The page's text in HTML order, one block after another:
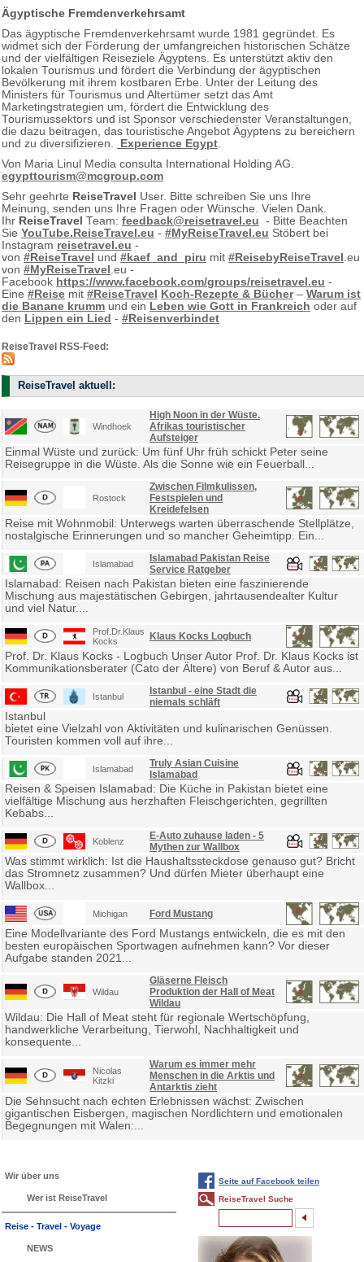
Ägyptische Fremdenverkehrsamt
Das ägyptische Fremdenverkehrsamt wurde 1981 gegründet. Es
widmet sich der Förderung der umfangreichen historischen Schätze
und der vielfältigen Reiseziele Ägyptens. Es unterstützt aktiv den
lokalen Tourismus und fördert die Verbindung der ägyptischen
Bevölkerung mit ihrem kostbaren Erbe. Unter der Leitung des
Ministers für Tourismus und Altertümer setzt das Amt
Marketingstrategien um, fördert die Entwicklung des
Tourismussektors und ist Sponsor verschiedenster Veranstaltungen,
die dazu beitragen, das touristische Angebot Ägyptens zu bereichern
und zu diversifizieren.
Experience Egypt
Von Maria Linul Media consulta International Holding AG.
egypttourism@mcgroup.com
Sehr geehrte ReiseTravel User. Bitte schreiben Sie uns Ihre
Meinung, senden uns Ihre Fragen oder Wünsche. Vielen Dank.
Ihr ReiseTravel Team: feedback@reisetravel.eu - Bitte Beachten
Sie YouTube.ReiseTravel.eu - #MyReiseTravel.eu Stöbert bei
Instagram reisetravel.eu -
von #ReiseTravel und #kaef_and_piru mit #ReisebyReiseTravel .eu
von #MyReiseTravel .eu -
Facebook https://www.facebook.com/groups/reisetravel.eu -
Eine #Reise mit #ReiseTravel Koch-Rezepte & Bücher– Warum ist
die Banane krumm und ein Leben wie Gott in Frankreich oder auf
den Lippen ein Lied - #Reisenverbindet
ReiseTravel RSS-Feed:
ReiseTravel aktuell:
Windhoek
High Noon in der Wüste.
Afrikas touristischer
Aufsteiger
Einmal Wüste und zurück: Um fünf Uhr früh schickt Peter seine
Reisegruppe in die Wüste. Als die Sonne wie ein Feuerball...
Rostock
Zwischen Filmkulissen,
Festspielen und
Kreidefelsen
Reise mit Wohnmobil: Unterwegs warten überraschende Stellplätze,
nostalgische Erinnerungen und so mancher Geheimtipp. Ein...
Islamabad
Islamabad Pakistan Reise
Service Ratgeber
Islamabad: Reisen nach Pakistan bieten eine faszinierende
Mischung aus majestätischen Gebirgen, jahrtausendealter Kultur
und viel Natur....
Prof.Dr.Klaus
Kocks
Klaus Kocks Logbuch
Prof. Dr. Klaus Kocks - Logbuch Unser Autor Prof. Dr. Klaus Kocks ist
Kommunikationsberater (Cato der Ältere) von Beruf & Autor aus...
Istanbul
Istanbul - eine Stadt die
niemals schläft
Istanbul
bietet eine Vielzahl von Aktivitäten und kulinarischen Genüssen.
Touristen kommen voll auf ihre...
Islamabad
Truly Asian Cuisine
Islamabad
Reisen & Speisen Islamabad: Die Küche in Pakistan bietet eine
vielfältige Mischung aus herzhaften Fleischgerichten, gegrillten
Kebabs...
Koblenz
E-Auto zuhause laden - 5
Mythen zur Wallbox
Was stimmt wirklich: Ist die Haushaltssteckdose genauso gut? Bricht
das Stromnetz zusammen? Und dürfen Mieter überhaupt eine
Wallbox...
Michigan Ford Mustang
Eine Modellvariante des Ford Mustangs entwickeln, die es mit den
besten europäischen Sportwagen aufnehmen kann? Vor dieser
Aufgabe standen 2021...
Wildau
Gläserne Fleisch
Produktion der Hall of Meat
Wildau
Wildau: Die Hall of Meat steht für regionale Wertschöpfung,
handwerkliche Verarbeitung, Tierwohl, Nachhaltigkeit und
konsequente...
Nicolas
Kitzki
Warum es immer mehr
Menschen in die Arktis und
Antarktis zieht
Die Sehnsucht nach echten Erlebnissen wächst: Zwischen
gigantischen Eisbergen, magischen Nordlichtern und emotionalen
Begegnungen mit Walen:...
Wir über uns
Wer ist ReiseTravel
Reise - Travel - Voyage
NEWS
Seite auf Facebook teilen
ReiseTravel Suche